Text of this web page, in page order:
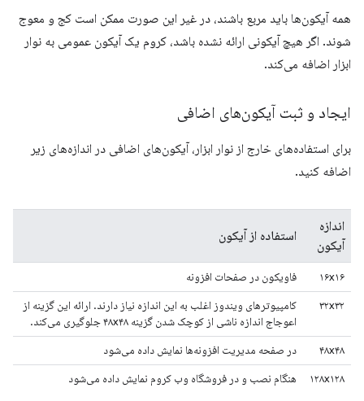
همه آیکون‌ها باید مربع باشند، در غیر این صورت ممکن است کج و معوج
شوند. اگر هیچ آیکونی ارائه نشده باشد، کروم یک آیکون عمومی به نوار
ابزار اضافه می‌کند.
ایجاد و ثبت آیکون‌های اضافی
برای استفاده‌های خارج از نوار ابزار، آیکون‌های اضافی در اندازه‌های زیر
اضافه کنید.
اندازه
آیکون
استفاده از آیکون
۱۶x۱۶
فاویکون در صفحات افزونه
۳۲x۳۲
کامپیوترهای ویندوز اغلب به این اندازه نیاز دارند. ارائه این گزینه از
اعوجاج اندازه ناشی از کوچک شدن گزینه ۴۸x۴۸ جلوگیری می‌کند.
۴۸x۴۸
در صفحه مدیریت افزونه‌ها نمایش داده می‌شود
۱۲۸x۱۲۸
هنگام نصب و در فروشگاه وب کروم نمایش داده می‌شود